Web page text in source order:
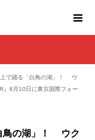
上で踊る「白鳥の湖」！ ウ
』8月10日に東京国際フォー
鳥の湖」！ ウク